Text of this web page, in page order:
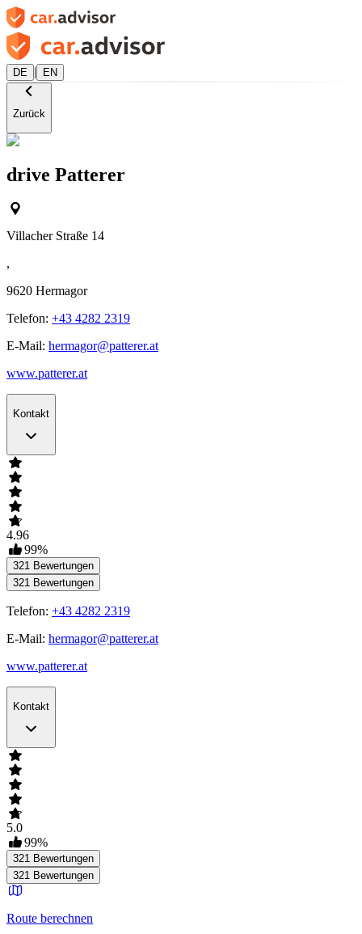
DE | EN
Zurück
drive Patterer
Villacher Straße 14
,
9620 Hermagor
Telefon: +43 4282 2319
E-Mail: hermagor@patterer.at
www.patterer.at
Kontakt
4.96
99%
321 Bewertungen
321 Bewertungen
Telefon: +43 4282 2319
E-Mail: hermagor@patterer.at
www.patterer.at
Kontakt
5.0
99%
321 Bewertungen
321 Bewertungen
Route berechnen